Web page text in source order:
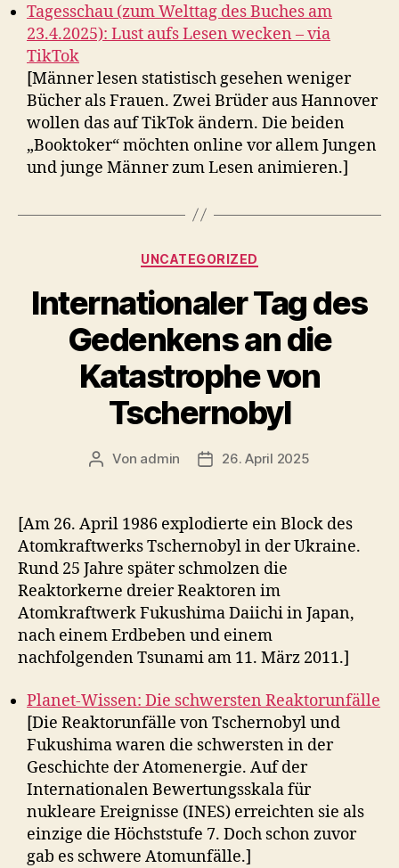
Tagesschau (zum Welttag des Buches am
23.4.2025): Lust aufs Lesen wecken – via
TikTok
[Männer lesen statistisch gesehen weniger
Bücher als Frauen. Zwei Brüder aus Hannover
wollen das auf TikTok ändern. Die beiden
„Booktoker“ möchten online vor allem Jungen
und junge Männer zum Lesen animieren.]
Kategorien
UNCATEGORIZED
Internationaler Tag des
Gedenkens an die
Katastrophe von
Tschernobyl
Beitragsautor
Von admin Veröffentlichungsdatum
26. April 2025
[Am 26. April 1986 explodierte ein Block des
Atomkraftwerks Tschernobyl in der Ukraine.
Rund 25 Jahre später schmolzen die
Reaktorkerne dreier Reaktoren im
Atomkraftwerk Fukushima Daiichi in Japan,
nach einem Erdbeben und einem
nachfolgenden Tsunami am 11. März 2011.]
Planet-Wissen: Die schwersten Reaktorunfälle
[Die Reaktorunfälle von Tschernobyl und
Fukushima waren die schwersten in der
Geschichte der Atomenergie. Auf der
Internationalen Bewertungsskala für
nukleare Ereignisse (INES) erreichten sie als
einzige die Höchststufe 7. Doch schon zuvor
gab es schwere Atomunfälle.]